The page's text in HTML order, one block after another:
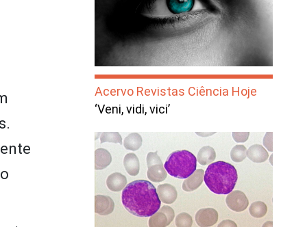
Acervo Revistas Ciência Hoje
‘Veni, vidi, vici’